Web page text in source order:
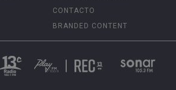
CONTACTO
BRANDED CONTENT